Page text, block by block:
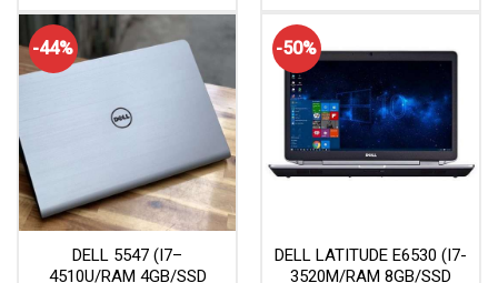
6.090.000₫.
3.590.000₫.
-44%
DELL 5547 (I7–
4510U/RAM 4GB/SSD
-50%
DELL LATITUDE E6530 (I7-
3520M/RAM 8GB/SSD